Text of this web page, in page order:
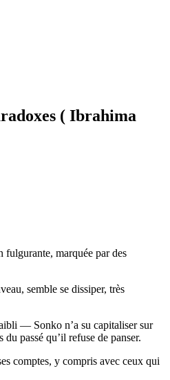
( Ibrahima
fulgurante, marquée par des
semble se dissiper, très
— Sonko n’a su capitaliser sur
passé qu’il refuse de panser.
comptes, y compris avec ceux qui